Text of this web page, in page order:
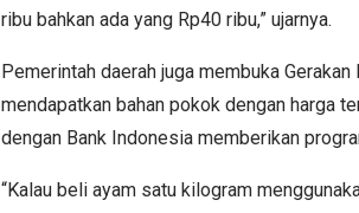
ribu bahkan ada yang Rp40 ribu,” ujarnya.
Pemerintah daerah juga membuka
mendapatkan bahan pokok dengan harga
dengan Bank Indonesia memberikan
“Kalau beli ayam satu kilogram